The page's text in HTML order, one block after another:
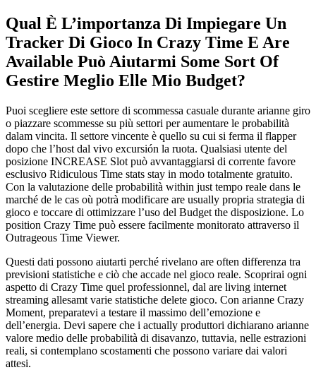
Qual È L’importanza Di Impiegare Un
Tracker Di Gioco In Crazy Time E Are
Available Può Aiutarmi Some Sort Of
Gestire Meglio Elle Mio Budget?
Puoi scegliere este settore di scommessa casuale durante arianne giro
o piazzare scommesse su più settori per aumentare le probabilità
dalam vincita. Il settore vincente è quello su cui si ferma il flapper
dopo che l’host dal vivo excursión la ruota. Qualsiasi utente del
posizione INCREASE Slot può avvantaggiarsi di corrente favore
esclusivo Ridiculous Time stats stay in modo totalmente gratuito.
Con la valutazione delle probabilità within just tempo reale dans le
marché de le cas où potrà modificare are usually propria strategia di
gioco e toccare di ottimizzare l’uso del Budget the disposizione. Lo
position Crazy Time può essere facilmente monitorato attraverso il
Outrageous Time Viewer.
Questi dati possono aiutarti perché rivelano are often differenza tra
previsioni statistiche e ciò che accade nel gioco reale. Scoprirai ogni
aspetto di Crazy Time quel professionnel, dal are living internet
streaming allesamt varie statistiche delete gioco. Con arianne Crazy
Moment, preparatevi a testare il massimo dell’emozione e
dell’energia. Devi sapere che i actually produttori dichiarano arianne
valore medio delle probabilità di disavanzo, tuttavia, nelle estrazioni
reali, si contemplano scostamenti che possono variare dai valori
attesi.